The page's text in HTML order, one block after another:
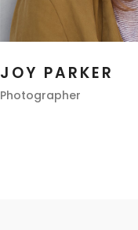
JOY PARKER
Photographer